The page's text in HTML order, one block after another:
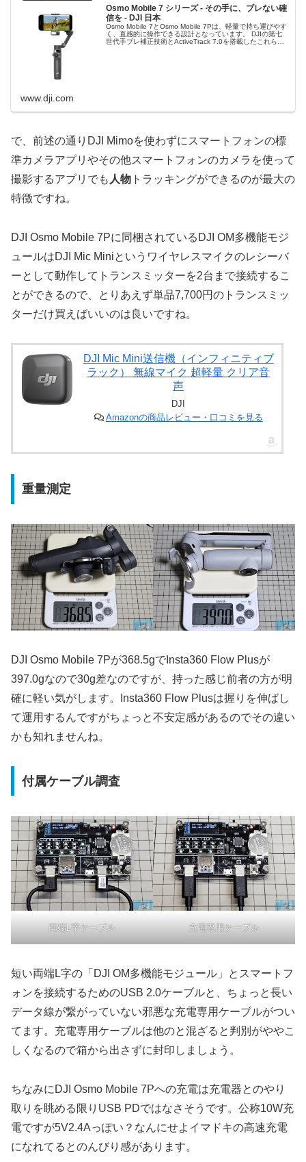
Osmo Mobile 7 シリーズ - その手に、ブレない確
信を - DJI 日本
Osmo Mobile 7とOsmo Mobile 7Pは、軽量で持ち運びやす
く、直感的に操作できる設計となっています。 DJIの第七
世代手ブレ補正技術とActiveTrack 7.0を搭載したこれらの
www.dji.com
で、前述の通りDJI Mimoを使わずにスマートフォンの標
準カメラアプリやその他スマートフォンのカメラを使って
撮影するアプリでも 人物 トラッキングができるのが最大の
特徴ですね。
DJI Osmo Mobile 7Pに同梱されているDJI OM多機能モジ
ュールはDJI Mic Miniというワイヤレスマイクのレシーバ
ーとして動作してトランスミッターを2台まで接続するこ
とができるので、とりあえず単品7,700円のトランスミッ
ターだけ買えばいいのは良いですね。
DJI Mic Mini送信機（インフィニティブ
ラック） 無線マイク 超軽量 クリア音
声
DJI
Amazonの商品レビュー・口コミを見る
重量測定
DJI Osmo Mobile 7Pが368.5gでInsta360 Flow Plusが
397.0gなので30g差なのですが、持った感じ前者の方が明
確に軽い気がします。Insta360 Flow Plusは握りを伸ばし
て運用するんですがちょっと不安定感があるのでその違い
かも知れませんね。
付属ケーブル調査
両端L字ケーブル 充電専用ケーブル
短い両端L字の「DJI OM多機能モジュール」とスマートフ
ォンを接続するためのUSB 2.0ケーブルと、ちょっと長い
データ線が繋がっていない邪悪な充電専用ケーブルがつい
てます。充電専用ケーブルは他のと混ざると判別がややこ
しくなるので箱から出さずに封印しましょう。
ちなみにDJI Osmo Mobile 7Pへの充電は充電器とのやり
取りを眺める限りUSB PDではなさそうです。公称10W充
電ですが5V2.4Aっぽい？なんにせよイマドキの高速充電
になれてるとのんびり感があります。